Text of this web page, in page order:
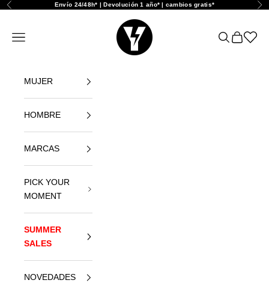
Vai al contenuto
Precedente Envío 24/48h* | Devolución 1 año* | cambios gratis*
Yellowshop
Apri il menu di navigazione
Mostra il
Mostra il
Abrir
MUJER
HOMBRE
MARCAS
PICK YOUR
MOMENT
SUMMER
SALES
NOVEDADES